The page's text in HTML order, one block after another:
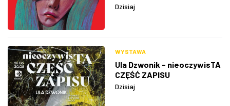
Dzisiaj
WYSTAWA
Ula Dzwonik - nieoczywisTA
CZĘŚĆ ZAPISU
Dzisiaj